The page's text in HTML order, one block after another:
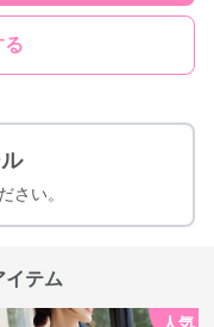
る
さい。
イテム
人気